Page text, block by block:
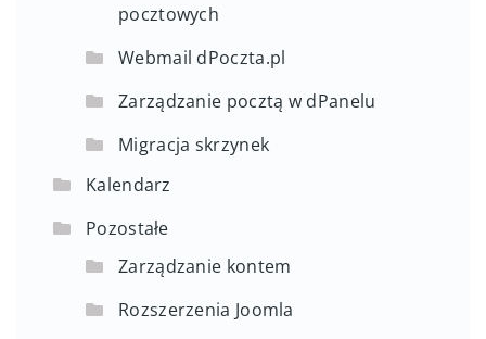
pocztowych
Webmail dPoczta.pl
Zarządzanie pocztą w dPanelu
Migracja skrzynek
Kalendarz
Pozostałe
Zarządzanie kontem
Rozszerzenia Joomla